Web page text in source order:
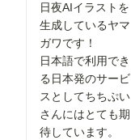
日夜AIイラストを
生成しているヤマ
ガワです！
日本語で利用でき
る日本発のサービ
スとしてちちぷい
さんにはとても期
待しています。